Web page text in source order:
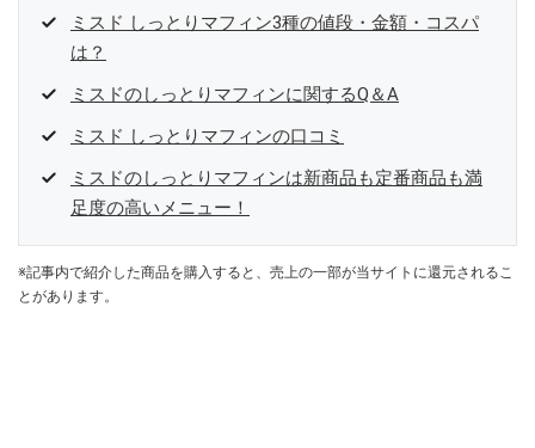
ミスド しっとりマフィン3種の値段・金額・コスパ
は？
ミスドのしっとりマフィンに関するQ＆A
ミスド しっとりマフィンの口コミ
ミスドのしっとりマフィンは新商品も定番商品も満
足度の高いメニュー！
※記事内で紹介した商品を購入すると、売上の一部が当サイトに還元されるこ
とがあります。